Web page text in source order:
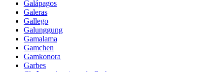
Galápagos
Galeras
Gallego
Galunggung
Gamalama
Gamchen
Gamkonora
Garbes